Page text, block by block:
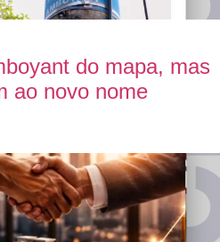
do mapa, mas
ao novo nome